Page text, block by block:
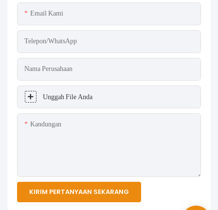
Email Kami
Telepon/WhatsApp
Nama Perusahaan
Unggah File Anda
Kandungan
KIRIM PERTANYAAN SEKARANG